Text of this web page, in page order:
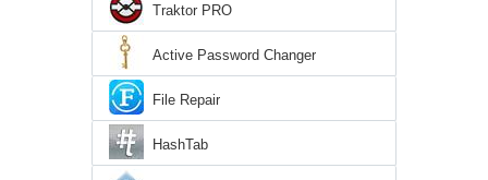
Traktor PRO
Active Password Changer
File Repair
HashTab